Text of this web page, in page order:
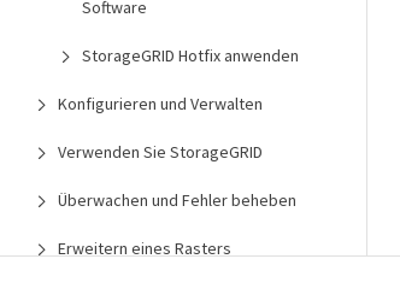
Software
StorageGRID Hotfix anwenden
Konfigurieren und Verwalten
Verwenden Sie StorageGRID
Überwachen und Fehler beheben
Erweitern eines Rasters